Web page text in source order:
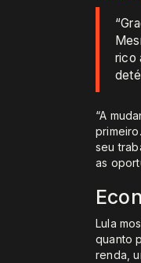
rico
“A
seu
as
Lula
quanto
renda,